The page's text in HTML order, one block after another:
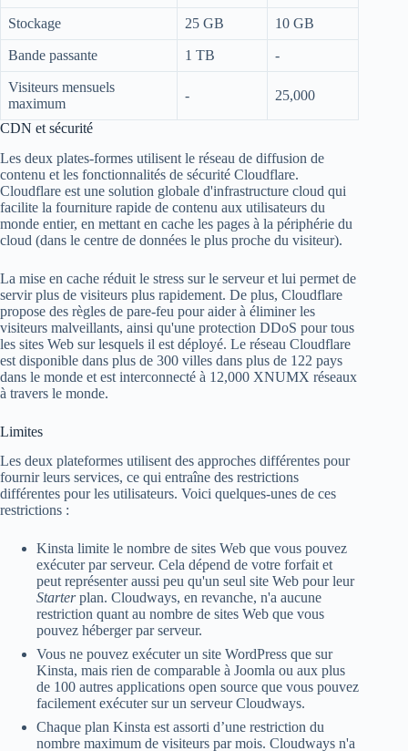
Stockage 25 GB 10 GB
Bande passante 1 TB -
Visiteurs mensuels
maximum
- 25,000
CDN et sécurité
Les deux plates-formes utilisent le réseau de diffusion de
contenu et les fonctionnalités de sécurité Cloudflare.
Cloudflare est une solution globale d'infrastructure cloud qui
facilite la fourniture rapide de contenu aux utilisateurs du
monde entier, en mettant en cache les pages à la périphérie du
cloud (dans le centre de données le plus proche du visiteur).
La mise en cache réduit le stress sur le serveur et lui permet de
servir plus de visiteurs plus rapidement. De plus, Cloudflare
propose des règles de pare-feu pour aider à éliminer les
visiteurs malveillants, ainsi qu'une protection DDoS pour tous
les sites Web sur lesquels il est déployé. Le réseau Cloudflare
est disponible dans plus de 300 villes dans plus de 122 pays
dans le monde et est interconnecté à 12,000 XNUMX réseaux
à travers le monde.
Limites
Les deux plateformes utilisent des approches différentes pour
fournir leurs services, ce qui entraîne des restrictions
différentes pour les utilisateurs. Voici quelques-unes de ces
restrictions :
Kinsta limite le nombre de sites Web que vous pouvez
exécuter par serveur. Cela dépend de votre forfait et
peut représenter aussi peu qu'un seul site Web pour leur
Starterplan. Cloudways, en revanche, n'a aucune
restriction quant au nombre de sites Web que vous
pouvez héberger par serveur.
Vous ne pouvez exécuter un site WordPress que sur
Kinsta, mais rien de comparable à Joomla ou aux plus
de 100 autres applications open source que vous pouvez
facilement exécuter sur un serveur Cloudways.
Chaque plan Kinsta est assorti d’une restriction du
nombre maximum de visiteurs par mois. Cloudways n'a